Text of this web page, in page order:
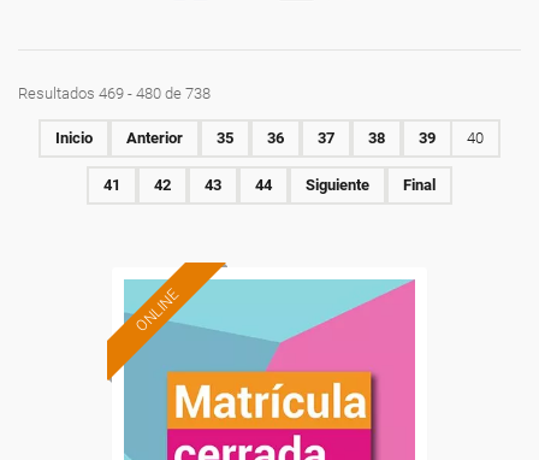
Resultados 469 - 480 de 738
Inicio Anterior 35 36 37 38 39 40
41 42 43 44 Siguiente Final
ONLINE